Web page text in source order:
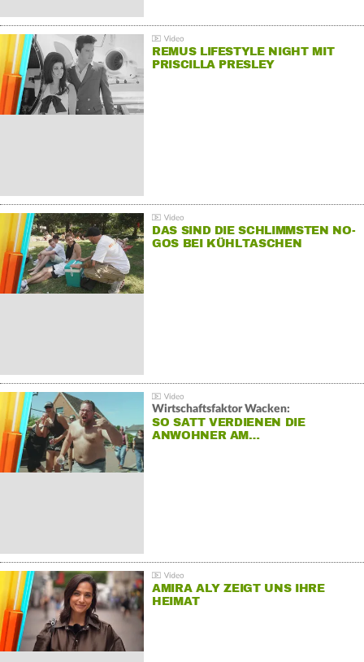
REMUS LIFESTYLE NIGHT MIT
PRISCILLA PRESLEY
DAS SIND DIE SCHLIMMSTEN NO-
GOS BEI KÜHLTASCHEN
Wirtschaftsfaktor Wacken:
SO SATT VERDIENEN DIE
ANWOHNER AM…
AMIRA ALY ZEIGT UNS IHRE
HEIMAT